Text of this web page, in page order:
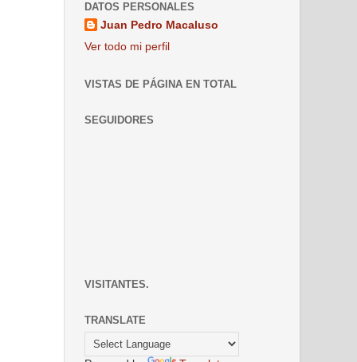
DATOS PERSONALES
Juan Pedro Macaluso
Ver todo mi perfil
VISTAS DE PÁGINA EN TOTAL
SEGUIDORES
VISITANTES.
TRANSLATE